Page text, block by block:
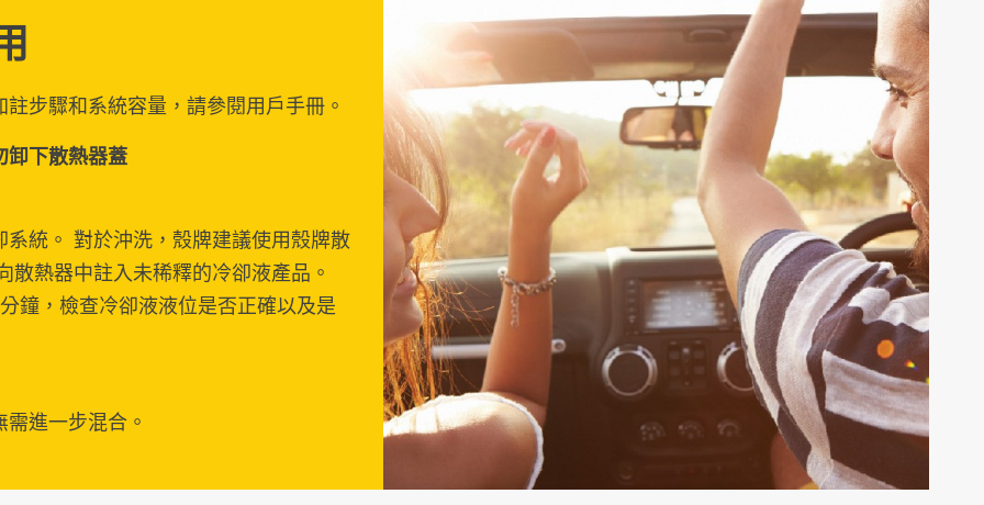
註步驟和系統容量，請參閱用戶手冊。
卸下散熱器蓋
系統。 對於沖洗，殼牌建議使用殼牌散
散熱器中註入未稀釋的冷卻液產品。
鐘，檢查冷卻液液位是否正確以及是
進一步混合。